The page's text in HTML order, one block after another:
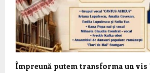
Împreună putem transforma un